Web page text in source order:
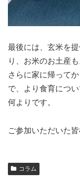
最後には、玄米を
り、お米のお土産
さらに家に帰って
で、より食育につ
何よりです。
ご参加いただいた
コラム